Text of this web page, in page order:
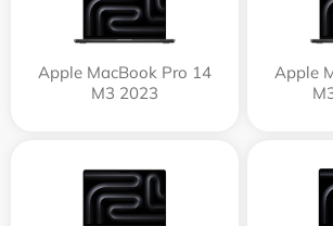
Apple MacBook Pro 14
M3 2023
Apple